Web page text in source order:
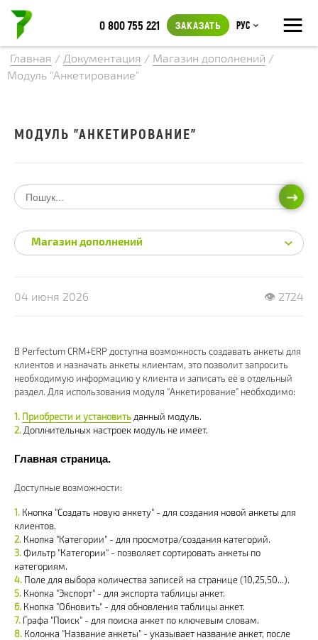
≡
0 800 755 221 ЗАКАЗАТЬ Рус
Главная / Документация / Магазин дополнений /
Модуль "Анкетирование"
04 июня 2026 👁 2724
В Perfectum CRM+ERP доступна возможность создавать анкеты для
клиентов и назначать анкеты клиентам, это позволит запросить
необходимую информацию у клиента и записать её в отдельный
раздел. Для использования модуля "Анкетирование" необходимо:
Приобрести и установить данный модуль.
Доплнительных настроек модуль не имеет.
Главная страница.
Доступные возможности:
Кнопка "Создать новую анкету" - для создания новой анкеты для
клиентов.
Кнопка "Категории" - для просмотра/создания категорий.
Фильтр "Категории" - позволяет сортировать анкеты по
категориям.
Поле для выбора количества записей на странице (10,25,50...).
Кнопка "Экспорт" - для экспорта таблицы анкет.
Кнопка "Обновить" - для обновления таблицы анкет.
Графа "Поиск" - для поиска анкет по ключевым словам.
Колонка "Название анкеты" - указывает название анкет, после
МОДУЛЬ "АНКЕТИРОВАНИЕ"
Магазин дополнений